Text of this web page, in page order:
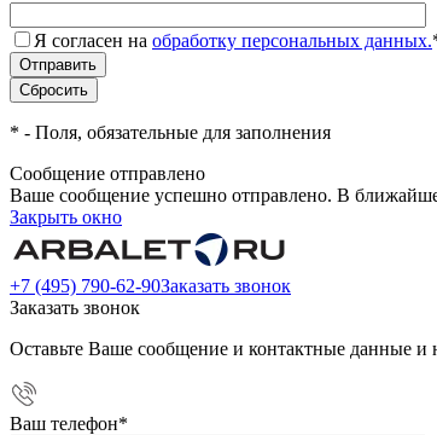
Я согласен на обработку персональных данных.
* - Поля, обязательные для заполнения
Сообщение отправлено
Ваше сообщение успешно отправлено. В
Закрыть окно
+7 (495) 790-62-90Заказать звонок
Заказать звонок
Оставьте Ваше сообщение и контактные данные
Ваш телефон*